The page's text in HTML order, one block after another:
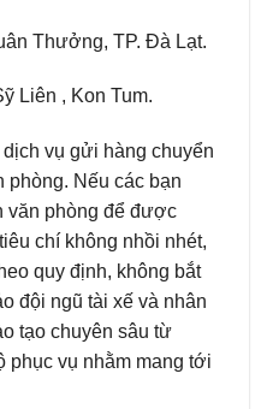
Thưởng, TP. Đà Lạt.
Liên , Kon Tum.
vụ gửi hàng chuyển
phòng. Nếu các bạn
văn phòng để được
chí không nhồi nhét,
quy định, không bắt
đội ngũ tài xế và nhân
tạo chuyên sâu từ
phục vụ nhằm mang tới